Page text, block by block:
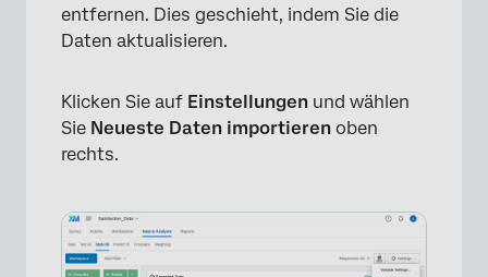
entfernen. Dies geschieht, indem Sie die
Daten aktualisieren.
Klicken Sie auf Einstellungen und wählen
Sie Neueste Daten importieren oben
rechts.